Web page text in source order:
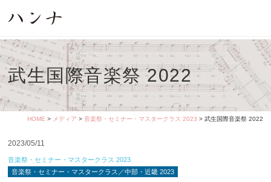
武生国際音楽祭 2022
HOME > メディア > 音楽祭・セミナー・マスタークラス 2023 > 武生国際音楽祭 2022
2023/05/11
音楽祭・セミナー・マスタークラス 2023
音楽祭・セミナー・マスタークラス／中部・近畿 2023